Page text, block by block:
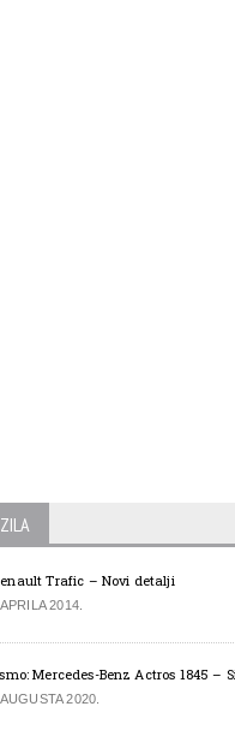
Trafic – Novi detalji
2014.
Mercedes-Benz Actros 1845 –
2020.